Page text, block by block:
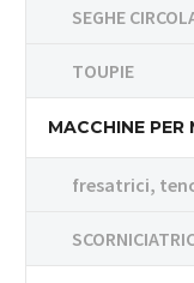
SEGHE
TOUPIE
MACCHINE PER
fresatrici,